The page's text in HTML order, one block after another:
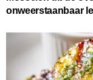
onweerstaanbaar